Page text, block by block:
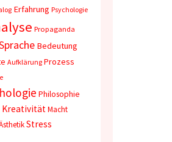
Erfahrung Psychologie
Propaganda
Bedeutung
Aufklärung Prozess
Philosophie
Kreativität Macht
Stress